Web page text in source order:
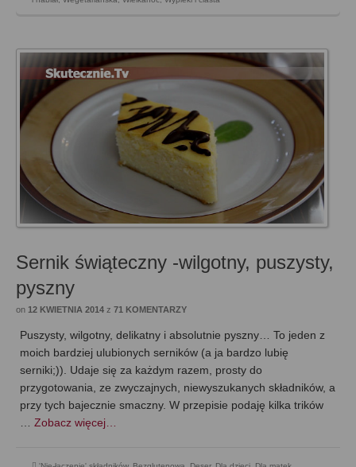
Sernik świąteczny -wilgotny, puszysty,
pyszny
on 12 KWIETNIA 2014 z 71 KOMENTARZY
Puszysty, wilgotny, delikatny i absolutnie pyszny… To jeden z
moich bardziej ulubionych serników (a ja bardzo lubię
serniki;)). Udaje się za każdym razem, prosty do
przygotowania, ze zwyczajnych, niewyszukanych składników, a
przy tych bajecznie smaczny. W przepisie podaję kilka trików
… Zobacz więcej…